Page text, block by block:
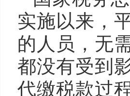
实施以来，
的人员，无
都没有受到
代缴税款过